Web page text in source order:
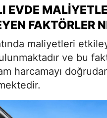
EVDE
FAKTÖRLER
maliyetleri
ve bu
harcamayı